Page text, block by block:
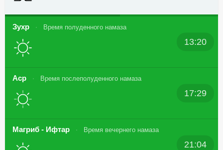
Зухр Время полуденного намаза
13:20
Аср Время послеполуденного намаза
17:29
Магриб - Ифтар Время вечернего намаза
21:04